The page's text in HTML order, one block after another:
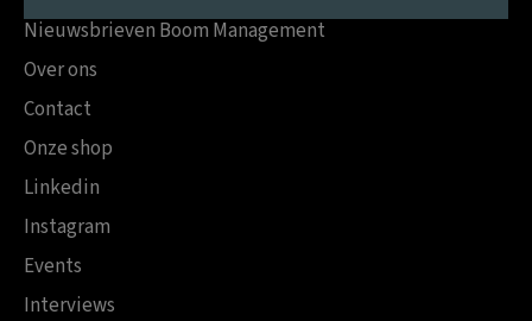
Nieuwsbrieven Boom Management
Over ons
Contact
Onze shop
Linkedin
Instagram
Events
Interviews